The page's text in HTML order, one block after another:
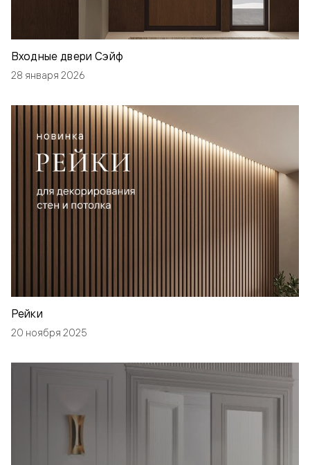
Входные двери Сэйф
28 января 2026
Рейки
20 ноября 2025